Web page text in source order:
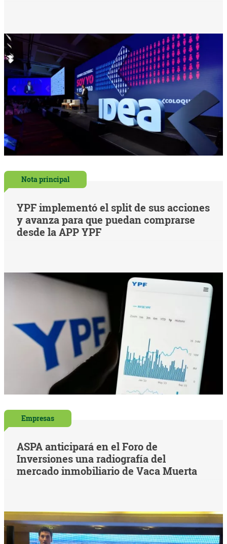
Nota principal
YPF implementó el split de sus acciones
y avanza para que puedan comprarse
desde la APP YPF
Empresas
ASPA anticipará en el Foro de
Inversiones una radiografía del
mercado inmobiliario de Vaca Muerta